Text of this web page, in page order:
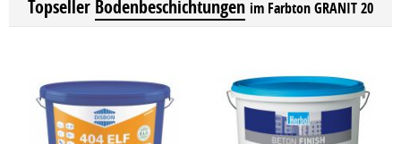
Topseller Bodenbeschichtungen im Farbton GRANIT 20